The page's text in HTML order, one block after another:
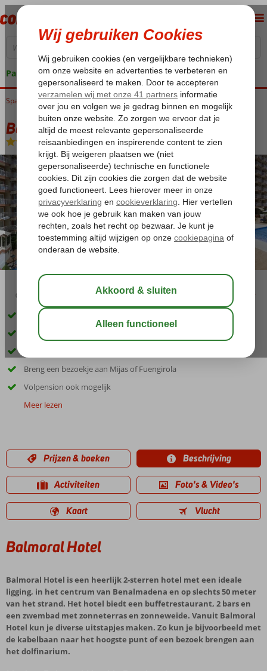
Pakketgarantie
Home
Spanje Costa del Sol Benalmadena Balmoral Hotel
Balmoral Hotel
Halfpension-Hotel
03:00 aug 31°C
Gelegen in Benalmadena
Ca. 50 m van het strand
Breng een bezoekje aan Mijas of Fuengirola
Volpension ook mogelijk
Meer lezen
Prijzen & boeken Beschrijving
Activiteiten Foto's & Video's
Kaart Vlucht
Balmoral Hotel
Balmoral Hotel is een heerlijk 2-sterren hotel met een ideale
ligging, in het centrum van Benalmadena en op slechts 50 meter
van het strand. Het hotel biedt een buffetrestaurant, 2 bars en
een zwembad met zonneterras en zonneweide. Vanuit Balmoral
Hotel kun je diverse uitstapjes maken. Zo kun je bijvoorbeeld met
de kabelbaan naar het hoogste punt of een bezoek brengen aan
het dolfinarium.